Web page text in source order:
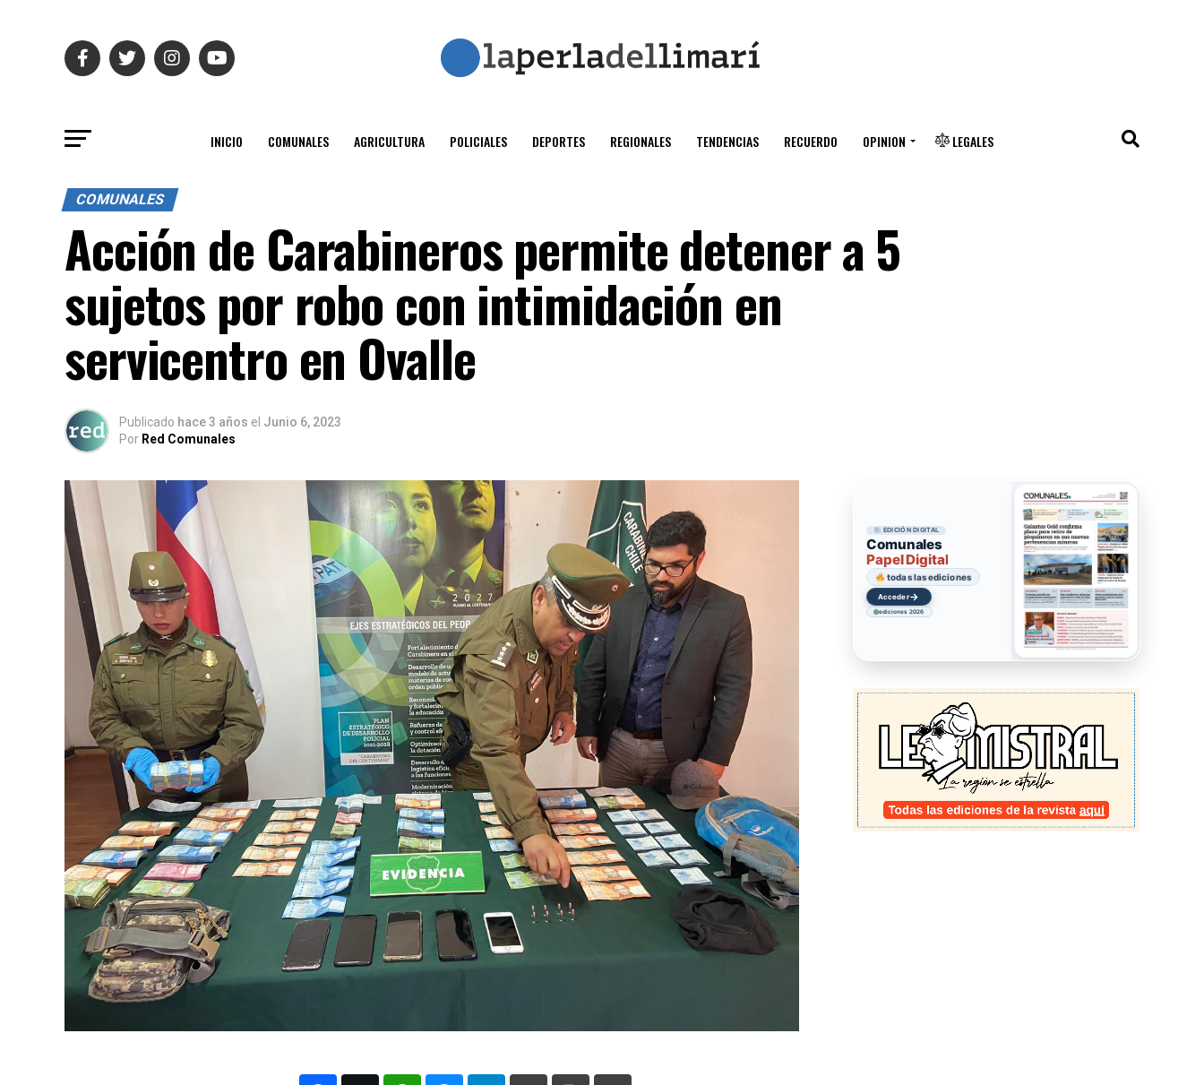
INICIO COMUNALES AGRICULTURA POLICIALES DEPORTES REGIONALES TENDENCIAS RECUERDO OPINION LEGALES
COMUNALES
Acción de Carabineros permite detener a 5
sujetos por robo con intimidación en
servicentro en Ovalle
Publicado hace 3 años el Junio 6, 2023
Por Red Comunales
EDICIÓN DIGITAL
Comunales
Papel Digital
todas las ediciones
Acceder→
ediciones 2026